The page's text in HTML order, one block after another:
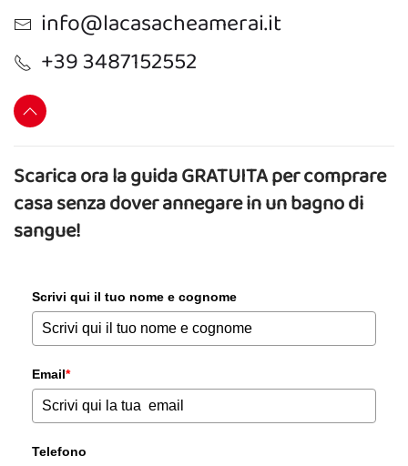
info@lacasacheamerai.it
+39 3487152552
Scarica ora la guida GRATUITA per comprare
casa senza dover annegare in un bagno di
sangue!
Scrivi qui il tuo nome e cognome
Email*
Telefono